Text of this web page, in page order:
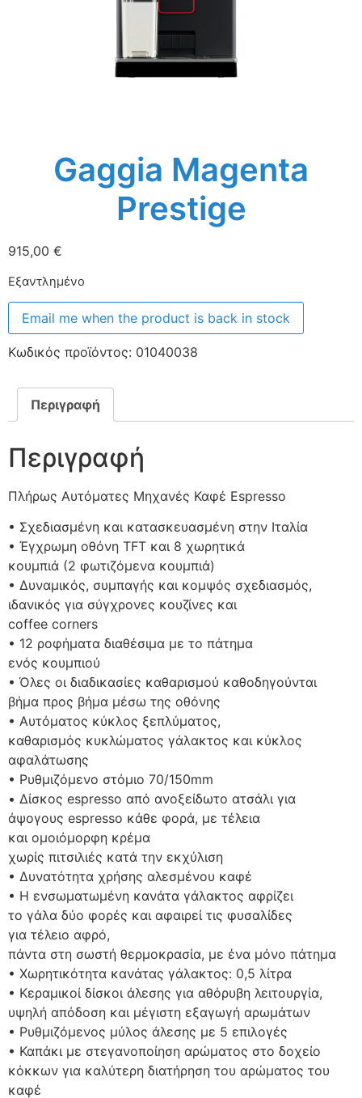
Gaggia Magenta
Prestige
915,00 €
Εξαντλημένο
Email me when the product is back in stock
Κωδικός προϊόντος: 01040038
Περιγραφή
Περιγραφή
Πλήρως Αυτόματες Μηχανές Καφέ Espresso
• Σχεδιασμένη και κατασκευασμένη στην Ιταλία
• Έγχρωμη οθόνη TFT και 8 χωρητικά
κουμπιά (2 φωτιζόμενα κουμπιά)
• Δυναμικός, συμπαγής και κομψός σχεδιασμός,
ιδανικός για σύγχρονες κουζίνες και
coffee corners
• 12 ροφήματα διαθέσιμα με το πάτημα
ενός κουμπιού
• Όλες οι διαδικασίες καθαρισμού καθοδηγούνται
βήμα προς βήμα μέσω της οθόνης
• Αυτόματος κύκλος ξεπλύματος,
καθαρισμός κυκλώματος γάλακτος και κύκλος
αφαλάτωσης
• Ρυθμιζόμενο στόμιο 70/150mm
• Δίσκος espresso από ανοξείδωτο ατσάλι για
άψογους espresso κάθε φορά, με τέλεια
και ομοιόμορφη κρέμα
χωρίς πιτσιλιές κατά την εκχύλιση
• Δυνατότητα χρήσης αλεσμένου καφέ
• Η ενσωματωμένη κανάτα γάλακτος αφρίζει
το γάλα δύο φορές και αφαιρεί τις φυσαλίδες
για τέλειο αφρό,
πάντα στη σωστή θερμοκρασία, με ένα μόνο πάτημα
• Χωρητικότητα κανάτας γάλακτος: 0,5 λίτρα
• Κεραμικοί δίσκοι άλεσης για αθόρυβη λειτουργία,
υψηλή απόδοση και μέγιστη εξαγωγή αρωμάτων
• Ρυθμιζόμενος μύλος άλεσης με 5 επιλογές
• Καπάκι με στεγανοποίηση αρώματος στο δοχείο
κόκκων για καλύτερη διατήρηση του αρώματος του
καφέ